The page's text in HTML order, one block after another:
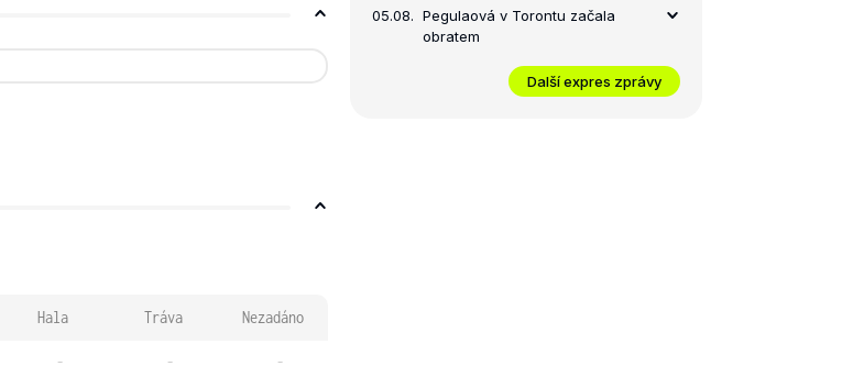
Hala Tráva Nezadáno
- - -
05.08. Pegulaová v Torontu začala
obratem
Další expres zprávy